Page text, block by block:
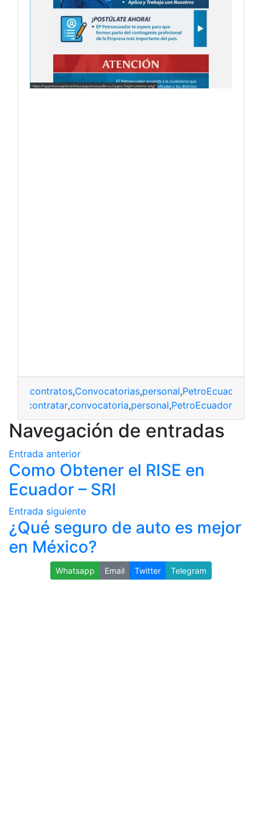
contratos,Convocatorias,personal,PetroEcuador
contratar,convocatoria,personal,PetroEcuador
Navegación de entradas
Entrada anterior
Como Obtener el RISE en
Ecuador – SRI
Entrada siguiente
¿Qué seguro de auto es mejor
en México?
Whatsapp Email Twitter Telegram